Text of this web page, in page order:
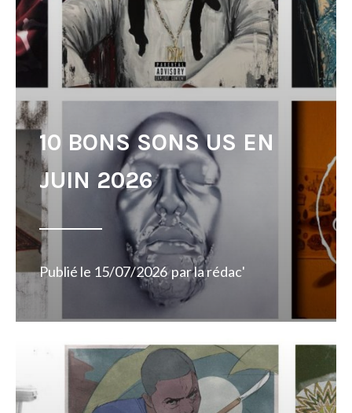
10 BONS SONS US EN
JUIN 2026
Publié le 15/07/2026 parla rédac'